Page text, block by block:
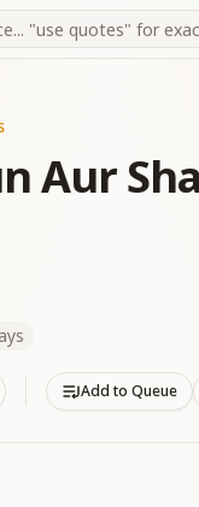
Aur
Add to Queue